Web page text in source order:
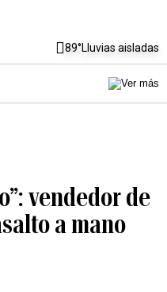
89°Lluvias aisladas
vendedor de
a mano